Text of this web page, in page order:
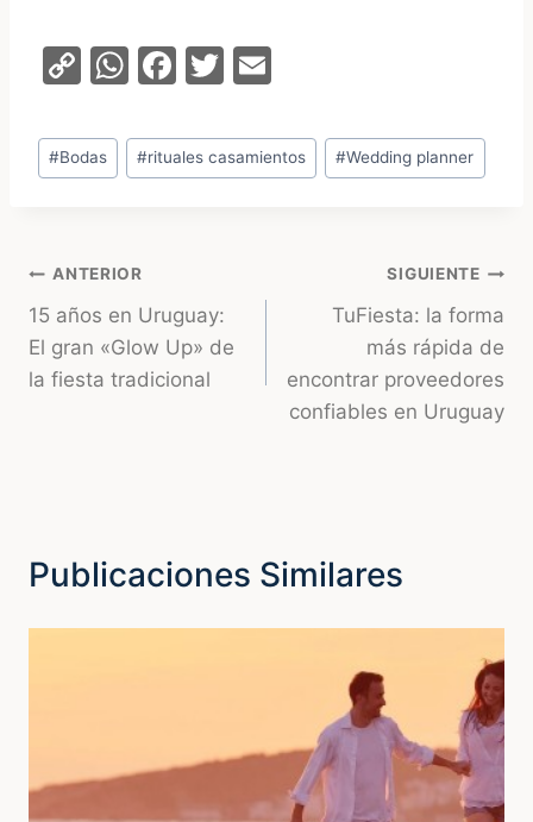
C
p
y
n
k
W
at
s
p
p
F
c
e
k
T
itt
er
ai
l
Etiquetas
de
#Bodas #rituales casamientos #Wedding planner
Navegación
de
entradas
ANTERIOR
15 años en Uruguay:
El gran «Glow Up» de
la fiesta tradicional
SIGUIENTE
TuFiesta: la forma
más rápida de
encontrar proveedores
confiables en Uruguay
Publicaciones Similares